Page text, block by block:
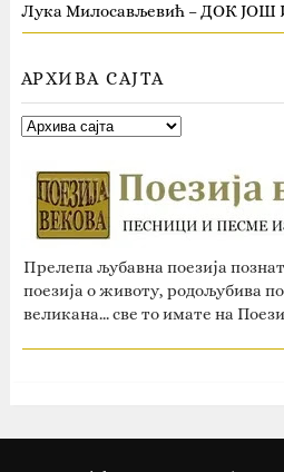
Лука Милосављевић – ДОК
АРХИВА САЈТА
Прелепа љубавна поезија
поезија о животу, родољубива
великана... све то имате на